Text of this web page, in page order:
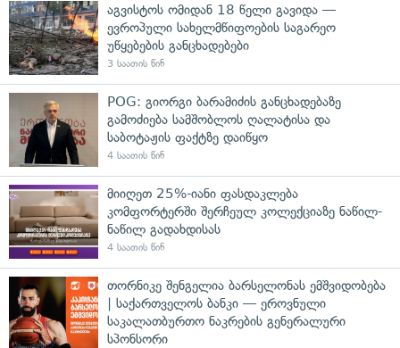
აგვისტოს ომიდან 18 წელი გავიდა —
ევროპული სახელმწიფოების საგარეო
უწყებების განცხადებები
3 საათის წინ
POG: გიორგი ბარამიძის განცხადებაზე
გამოძიება სამშობლოს ღალატისა და
საბოტაჟის ფაქტზე დაიწყო
4 საათის წინ
მიიღეთ 25%-იანი ფასდაკლება
კომფორტერში შერჩეულ კოლექციაზე ნაწილ-
ნაწილ გადახდისას
4 საათის წინ
თორნიკე შენგელია ბარსელონას ემშვიდობება
| საქართველოს ბანკი — ეროვნული
საკალათბურთო ნაკრების გენერალური
სპონსორი